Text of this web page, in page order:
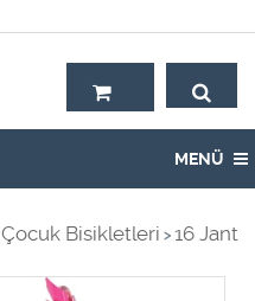
MENÜ
Çocuk Bisikletleri > 16 Jant